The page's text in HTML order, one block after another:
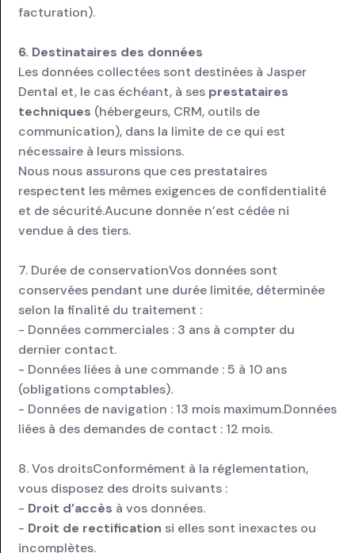
facturation).
6. Destinataires des données
Les données collectées sont destinées à Jasper
Dental et, le cas échéant, à ses prestataires
techniques (hébergeurs, CRM, outils de
communication), dans la limite de ce qui est
nécessaire à leurs missions.
Nous nous assurons que ces prestataires
respectent les mêmes exigences de confidentialité
et de sécurité.Aucune donnée n’est cédée ni
vendue à des tiers.
7. Durée de conservationVos données sont
conservées pendant une durée limitée, déterminée
selon la finalité du traitement :
- Données commerciales : 3 ans à compter du
dernier contact.
- Données liées à une commande : 5 à 10 ans
(obligations comptables).
- Données de navigation : 13 mois maximum.Données
liées à des demandes de contact : 12 mois.
8. Vos droitsConformément à la réglementation,
vous disposez des droits suivants :
- Droit d’accès à vos données.
- Droit de rectification si elles sont inexactes ou
incomplètes.